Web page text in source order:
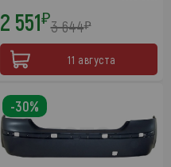
2 551₽3 644₽
11 августа
-30%